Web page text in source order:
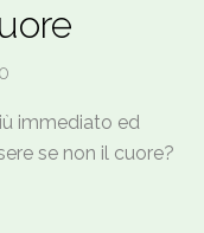
Fascia
immediato ed
se non il cuore?